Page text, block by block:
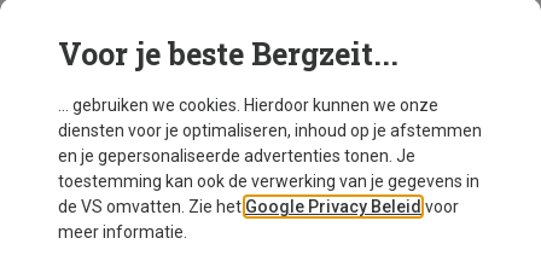
Je bespaart 10% Je bespaart 18%
Voor je beste Bergzeit...
... gebruiken we cookies. Hierdoor kunnen we onze
diensten voor je optimaliseren, inhoud op je afstemmen
en je gepersonaliseerde advertenties tonen. Je
toestemming kan ook de verwerking van je gegevens in
de VS omvatten. Zie het Google Privacy Beleid voor
meer informatie.